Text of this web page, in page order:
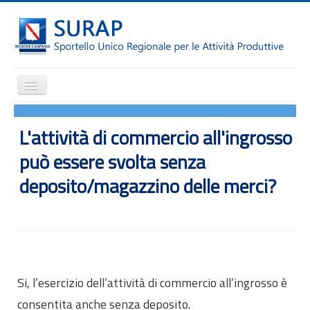
Cambia
navigazione
Notizie
Il SURAP
Normativa
Incentivi e agevolazioni
Internazionalizzazione
L'attività di commercio all'ingrosso
può essere svolta senza
deposito/magazzino delle merci?
Si, l’esercizio dell’attività di commercio all’ingrosso è
consentita anche senza deposito.